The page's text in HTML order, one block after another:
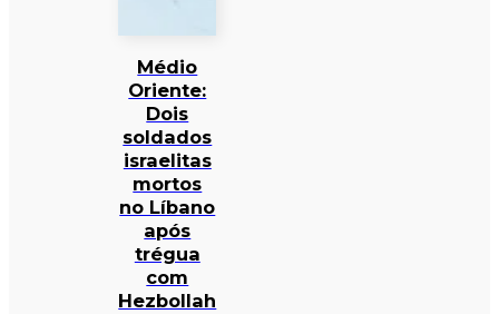
Médio
Oriente:
Dois
soldados
israelitas
mortos
no Líbano
após
trégua
com
Hezbollah